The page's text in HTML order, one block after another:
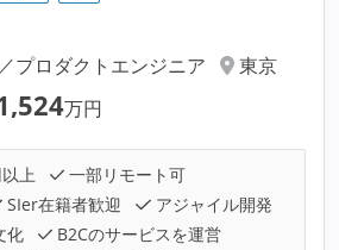
プロダクトエンジニア
東京
万円
上
一部リモート可
SIer在籍者歓迎
アジャイル開発
化
B2Cのサービスを運営